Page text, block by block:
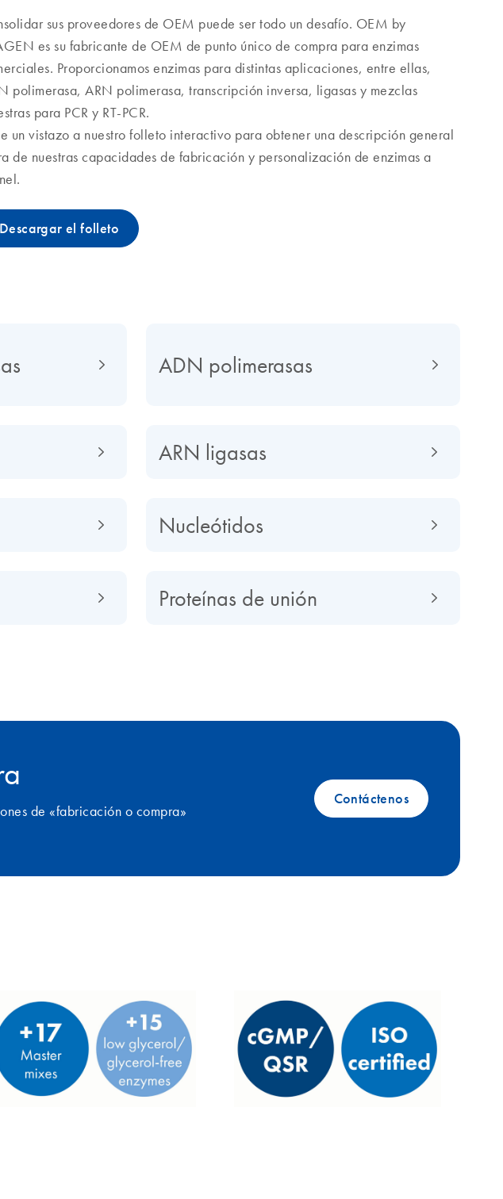
sus proveedores de OEM puede ser todo un desafío. OEM by
es su fabricante de OEM de punto único de compra para enzimas
Proporcionamos enzimas para distintas aplicaciones, entre ellas,
polimerasa, ARN polimerasa, transcripción inversa, ligasas y mezclas
para PCR y RT-PCR.
un vistazo a nuestro folleto interactivo para obtener una descripción general
de nuestras capacidades de fabricación y personalización de enzimas a
Descargar el folleto
ADN polimerasas
ARN ligasas
Nucleótidos
Proteínas de unión
de «fabricación o compra»
Contáctenos